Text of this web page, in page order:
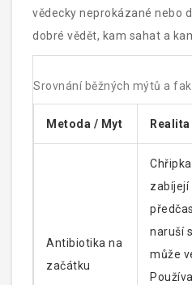
vědecky neprokázané nebo
dobré vědět, kam sahat a
Srovnání běžných mýtů a
Metoda / Myt
Antibiotika na
začátku
zabíjejí
naruší
může